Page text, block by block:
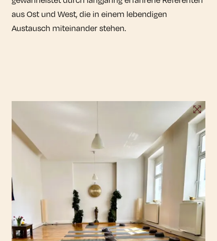
aus Ost und West, die in einem lebendigen
Austausch miteinander stehen.